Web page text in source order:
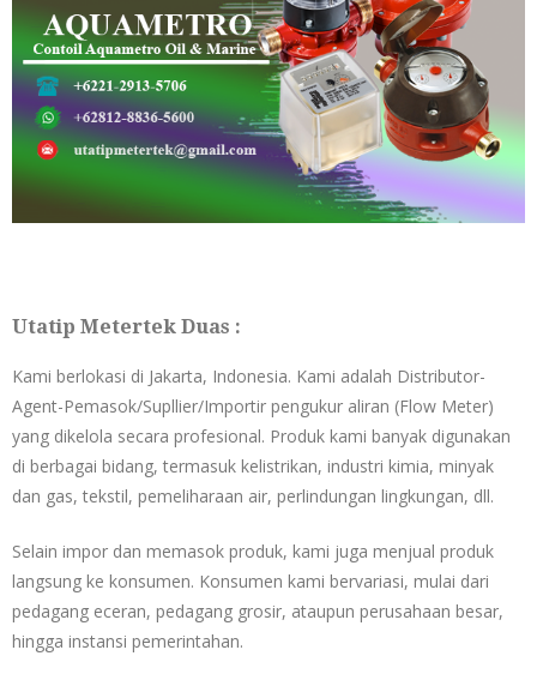
Utatip Metertek Duas :
Kami berlokasi di Jakarta, Indonesia. Kami adalah Distributor-
Agent-Pemasok/Supllier/Importir pengukur aliran (Flow Meter)
yang dikelola secara profesional. Produk kami banyak digunakan
di berbagai bidang, termasuk kelistrikan, industri kimia, minyak
dan gas, tekstil, pemeliharaan air, perlindungan lingkungan, dll.
Selain impor dan memasok produk, kami juga menjual produk
langsung ke konsumen. Konsumen kami bervariasi, mulai dari
pedagang eceran, pedagang grosir, ataupun perusahaan besar,
hingga instansi pemerintahan.